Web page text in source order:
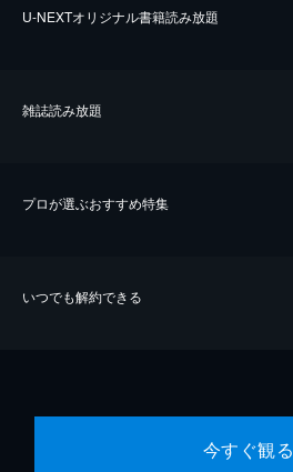
U-NEXTオリジナル書籍読み放題
雑誌読み放題
プロが選ぶおすすめ特集
いつでも解約できる
今すぐ観る